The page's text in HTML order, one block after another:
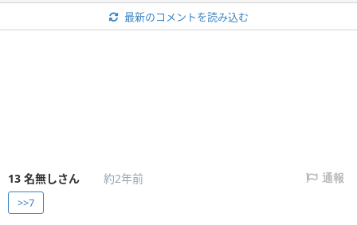
最新のコメントを読み込む
13 名無しさん 約2年前 通報
>>7